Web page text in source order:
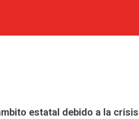
estatal debido a la